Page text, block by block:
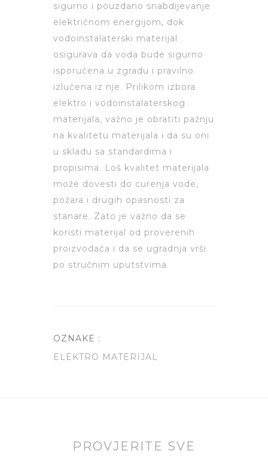
sigurno i pouzdano snabdijevanje
električnom energijom, dok
vodoinstalaterski materijal
osigurava da voda bude sigurno
isporučena u zgradu i pravilno
izlučena iz nje. Prilikom izbora
elektro i vodoinstalaterskog
materijala, važno je obratiti pažnju
na kvalitetu materijala i da su oni
u skladu sa standardima i
propisima. Loš kvalitet materijala
može dovesti do curenja vode,
požara i drugih opasnosti za
stanare. Zato je važno da se
koristi materijal od proverenih
proizvođača i da se ugradnja vrši
po stručnim uputstvima.
OZNAKE :
ELEKTRO MATERIJAL
PROVJERITE SVE